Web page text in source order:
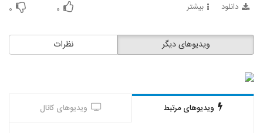
دانلود بیشتر ۰ ۰
نظرات ویدیوهای دیگر
ویدیوهای مرتبط ویدیوهای کانال